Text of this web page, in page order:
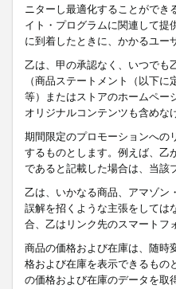
ニターし最適化することがで
イト・プログラムに関連して提
に到着したときに、かかるユー
乙は、甲の承認なく、いつでも
（商品ステートメント（以下
等）またはストアのホームペー
オリジナルコンテンツも含めな
期間限定のプロモーションへの
するものとします。例えば、乙
であると記載した場合は、当該
乙は、いかなる商品、アマゾン
誤解を招くような主張をしては
合、乙はリンク先のスマートフ
商品の価格および在庫は、随時
格および在庫を表示できるもの
の価格および在庫のデータを取